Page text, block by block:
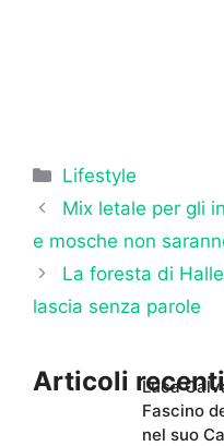
Categorie
Lifestyle
Mix letale per gli
e mosche non
La foresta di
lascia senza parole
Articoli recenti
Luca
Fascino
nel suo